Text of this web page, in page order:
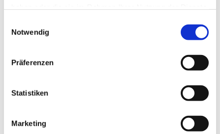
Notwendig
Präferenzen
Statistiken
Marketing